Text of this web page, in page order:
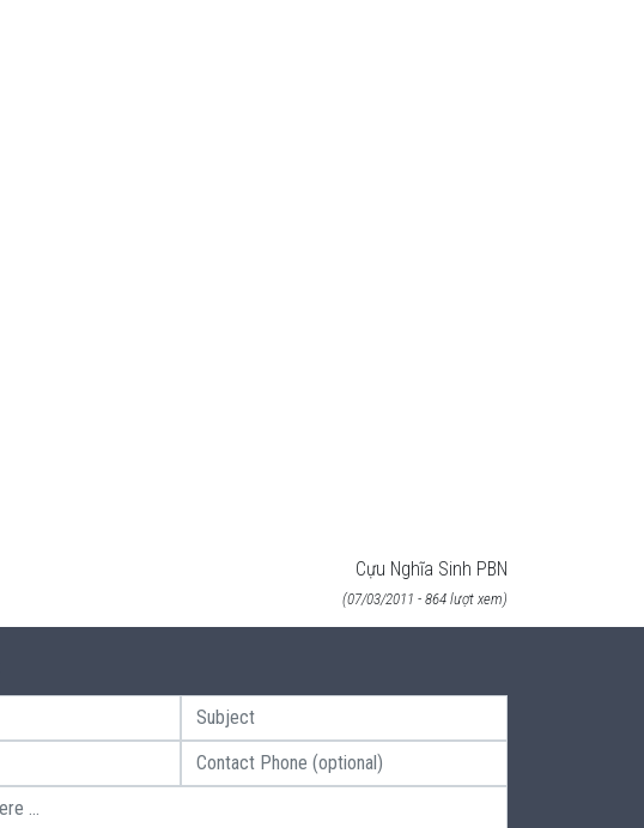
Cựu Nghĩa Sinh PBN
(07/03/2011 - 864 lượt xem)